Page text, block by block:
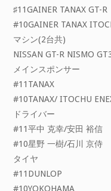
♯11GAINER TANAX GT-R
#10GAINER TANAX
マシン(2台共)
NISSAN GT-R NISMO
メインスポンサー
#11TANAX
#10TANAX/ ITOCHU
ドライバー
#11平中 克幸/安田 裕信
#10星野 一樹/石川 京侍
タイヤ
#11DUNLOP
#10YOKOHAMA